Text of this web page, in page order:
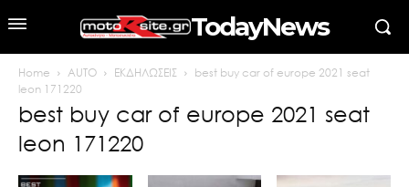
TodayNews
Home AUTO ΕΚΔΗΛΩΣΕΙΣ
best buy car of europe 2021 seat
leon 171220
best buy car of europe 2021 seat
leon 171220